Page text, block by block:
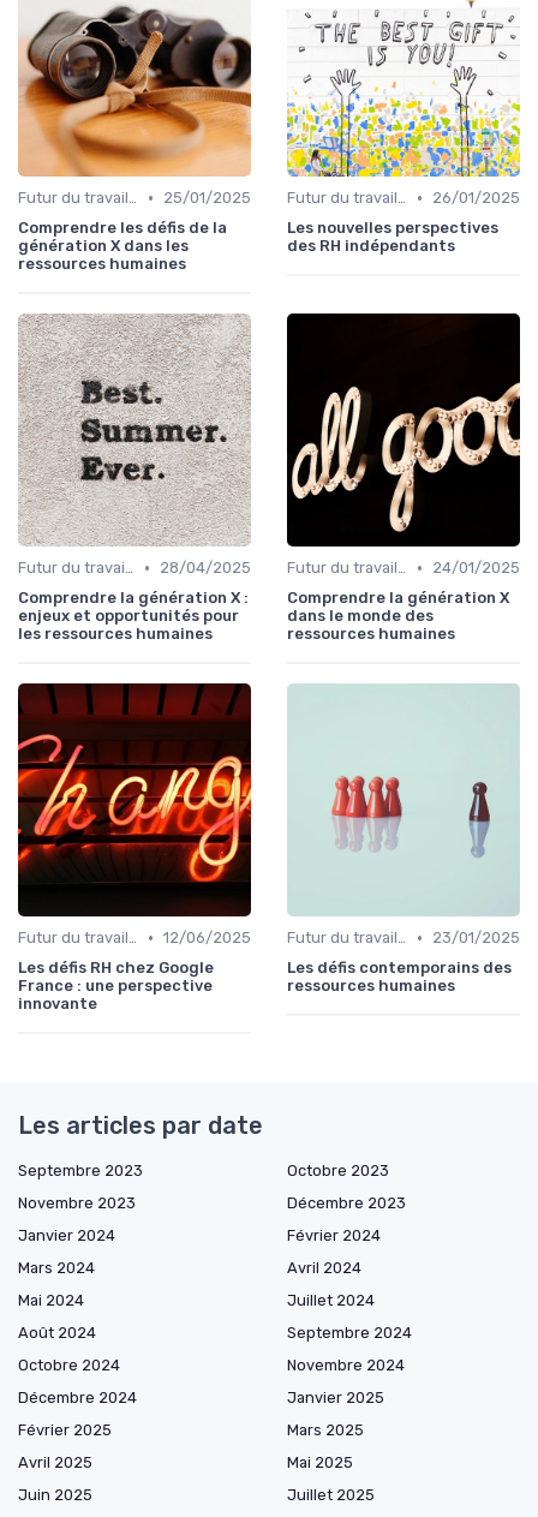
Futur du travail & tendances RH •
25/01/2025
Comprendre les défis de la
génération X dans les
ressources humaines
Futur du travail & tendances RH •
26/01/2025
Les nouvelles perspectives
des RH indépendants
Futur du travail & tendances RH •
28/04/2025
Comprendre la génération X :
enjeux et opportunités pour
les ressources humaines
Futur du travail & tendances RH •
24/01/2025
Comprendre la génération X
dans le monde des
ressources humaines
Futur du travail & tendances RH • 12/06/2025
Les défis RH chez Google
France : une perspective
innovante
Futur du travail & tendances RH •
23/01/2025
Les défis contemporains des
ressources humaines
Les articles par date
Septembre 2023
Octobre 2023
Novembre 2023
Décembre 2023
Janvier 2024
Février 2024
Mars 2024
Avril 2024
Mai 2024
Juillet 2024
Août 2024
Septembre 2024
Octobre 2024
Novembre 2024
Décembre 2024
Janvier 2025
Février 2025
Mars 2025
Avril 2025
Mai 2025
Juin 2025
Juillet 2025